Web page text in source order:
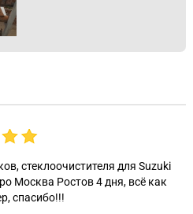
стеклоочистителя для Suzuki
Москва Ростов 4 дня, всё как
спасибо!!!